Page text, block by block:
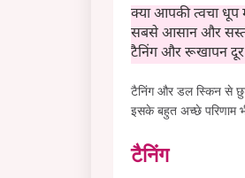
क्या आपकी त्वचा धूप
सबसे आसान और
टैनिंग और रूखापन
टैनिंग और डल स्किन से
इसके बहुत अच्छे परिणाम
टैनिंग